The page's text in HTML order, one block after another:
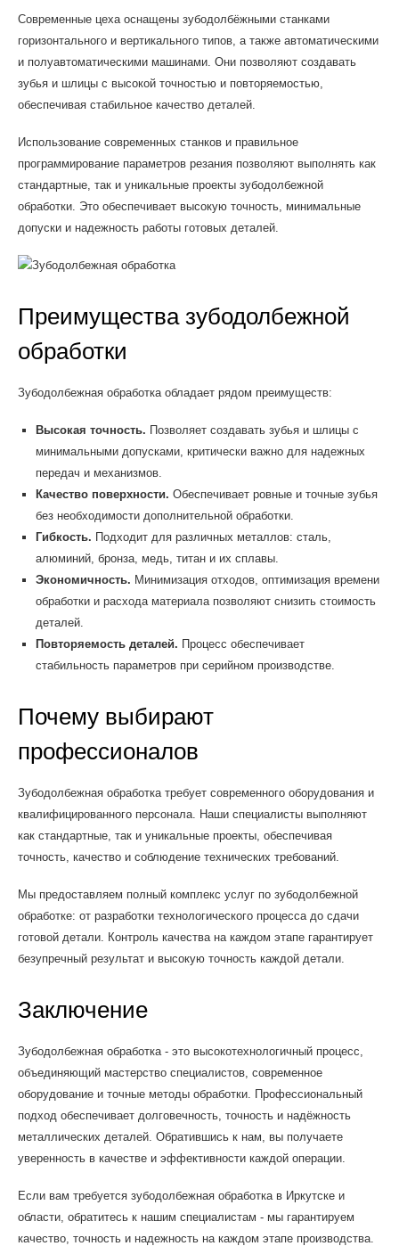
Современные цеха оснащены зубодолбёжными станками
горизонтального и вертикального типов, а также автоматическими
и полуавтоматическими машинами. Они позволяют создавать
зубья и шлицы с высокой точностью и повторяемостью,
обеспечивая стабильное качество деталей.
Использование современных станков и правильное
программирование параметров резания позволяют выполнять как
стандартные, так и уникальные проекты зубодолбежной
обработки. Это обеспечивает высокую точность, минимальные
допуски и надежность работы готовых деталей.
Преимущества зубодолбежной
обработки
Зубодолбежная обработка обладает рядом преимуществ:
Высокая точность. Позволяет создавать зубья и шлицы с
минимальными допусками, критически важно для надежных
передач и механизмов.
Качество поверхности. Обеспечивает ровные и точные зубья
без необходимости дополнительной обработки.
Гибкость. Подходит для различных металлов: сталь,
алюминий, бронза, медь, титан и их сплавы.
Экономичность. Минимизация отходов, оптимизация времени
обработки и расхода материала позволяют снизить стоимость
деталей.
Повторяемость деталей. Процесс обеспечивает
стабильность параметров при серийном производстве.
Почему выбирают
профессионалов
Зубодолбежная обработка требует современного оборудования и
квалифицированного персонала. Наши специалисты выполняют
как стандартные, так и уникальные проекты, обеспечивая
точность, качество и соблюдение технических требований.
Мы предоставляем полный комплекс услуг по зубодолбежной
обработке: от разработки технологического процесса до сдачи
готовой детали. Контроль качества на каждом этапе гарантирует
безупречный результат и высокую точность каждой детали.
Заключение
Зубодолбежная обработка - это высокотехнологичный процесс,
объединяющий мастерство специалистов, современное
оборудование и точные методы обработки. Профессиональный
подход обеспечивает долговечность, точность и надёжность
металлических деталей. Обратившись к нам, вы получаете
уверенность в качестве и эффективности каждой операции.
Если вам требуется зубодолбежная обработка в Иркутске и
области, обратитесь к нашим специалистам - мы гарантируем
качество, точность и надежность на каждом этапе производства.